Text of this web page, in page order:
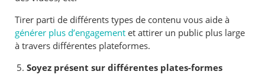
Tirer parti de différents types de contenu vous aide à
générer plus d’engagement et attirer un public plus large
à travers différentes plateformes.
Soyez présent sur différentes plates-formes